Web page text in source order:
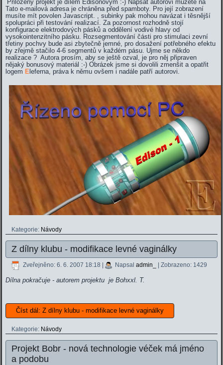
Přiložený projekt je dílem Edisonovým :-) Napsat autorovi můžete na
Tato e-mailová adresa je chráněna před spamboty. Pro její zobrazení
musíte mít povolen Javascript.
, subinky pak mohou navázat i těsnější
spolupráci při testování realizací. Za pozornost rozhodně stojí
konfigurace elektrodových pásků a oddělení vodivé hlavy od
vysokointenzitního pásku. Rozsegmentování části pro stimulaci zevní
třetiny pochvy bude asi zbytečně jemné, pro dosažení potřebného efektu
by zřejmě stačilo 4-6 segmentů v každém pásu. Ujme se někdo
realizace ? Autora prosím, aby se ještě ozval, je pro něj připraven
nějaký bonusový materiál :-) Obrázek jsme si dovolili zmenšit a opatřit
logem Eleferna, práva k němu ovšem i nadále patří autorovi.
Kategorie: Návody
Z dílny klubu - modifikace levné vaginálky
Zveřejněno: 6. 6. 2007 18:18 | Napsaladmin_ | Zobrazeno: 1429
Dílna pokračuje - autorem projektu jeBohxxl. T.
Číst dál: Z dílny klubu - modifikace levné vaginálky
Kategorie: Návody
Projekt Bobr - nová technologie véček má jméno
a podobu